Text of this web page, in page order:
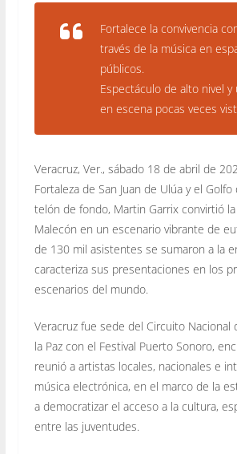
Fortalece la convivencia
través de la música en
públicos.
Espectáculo de alto nivel y
en escena pocas veces
Veracruz, Ver., sábado 18 de abril de
Fortaleza de San Juan de Ulúa y el
telón de fondo, Martin Garrix convirtió
Malecón en un escenario vibrante de
de 130 mil asistentes se sumaron a la
caracteriza sus presentaciones en los
escenarios del mundo.
Veracruz fue sede del Circuito Nacional
la Paz con el Festival Puerto Sonoro,
reunió a artistas locales, nacionales e
música electrónica, en el marco de la
a democratizar el acceso a la cultura,
entre las juventudes.